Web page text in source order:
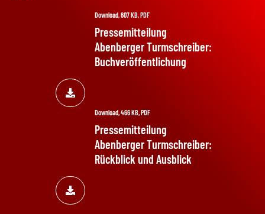
Download, 607 KB, PDF
Pressemitteilung
Abenberger Turmschreiber:
Buchveröffentlichung
Download, 466 KB, PDF
Pressemitteilung
Abenberger Turmschreiber:
Rückblick und Ausblick